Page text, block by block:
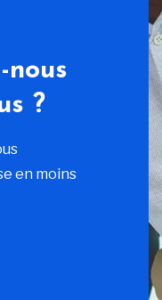
nous
?
en moins